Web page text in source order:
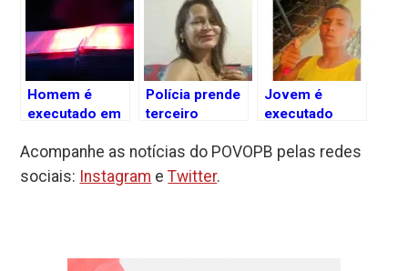
Homem é
executado em
no Alto Sertão
da Paraíba;
Polícia prende
terceiro
matar Maria
Anuska a
Jovem é
executado
10 tiros em
Acompanhe as notícias do POVOPB pelas redes
sociais: Instagram eTwitter.